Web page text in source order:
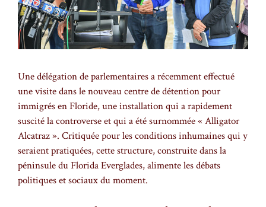
Une délégation de parlementaires a récemment effectué
une visite dans le nouveau centre de détention pour
immigrés en Floride, une installation qui a rapidement
suscité la controverse et qui a été surnommée « Alligator
Alcatraz ». Critiquée pour les conditions inhumaines qui y
seraient pratiquées, cette structure, construite dans la
péninsule du Florida Everglades, alimente les débats
politiques et sociaux du moment.